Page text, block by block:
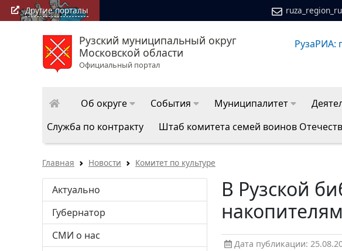
Другие порталы
Рузский муниципальный округ
Московской области
Официальный портал
РузаРИА: последние новости Рузского муниципального
округа
Сайт
Об округе События Муниципалитет
Служба по контракту
Штаб комитета семей воинов
Главная Новости Комитет по культуре
Актуально
Губернатор
СМИ о нас
В Рузской
Дата публикации: